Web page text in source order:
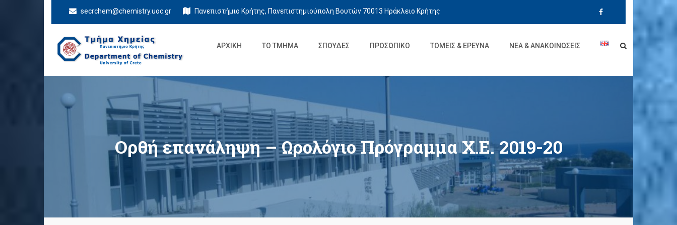
secrchem@chemistry.uoc.gr Πανεπιστήμιο Κρήτης, Πανεπιστημιούπολη Βουτών 70013 Ηράκλειο Κρήτης
Τμήμα Χημείας
ΑΡΧΙΚΉ ΤΟ ΤΜΉΜΑ ΣΠΟΥΔΈΣ ΠΡΟΣΩΠΙΚΌ ΤΟΜΕΊΣ & ΈΡΕΥΝΑ ΝΈΑ & ΑΝΑΚΟΙΝΏΣΕΙΣ
Ορθή επανάληψη – Ωρολόγιο Πρόγραμμα Χ.Ε. 2019-20